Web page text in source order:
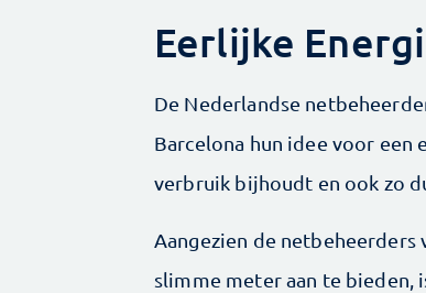
Eerlijke
De Nederlandse
Barcelona hun idee voor
verbruik bijhoudt en ook zo
Aangezien de netbeheerders
slimme meter aan te